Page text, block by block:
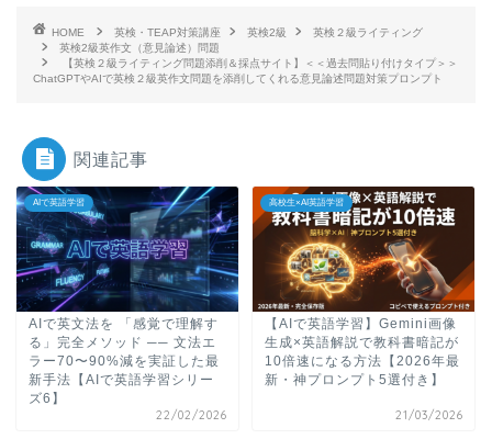
HOME 英検・TEAP対策講座 英検2級
英検２級ライティング
英検2級英作文（意見論述）問題
【英検２級ライティング問題添削＆採点サイト】＜＜過去問貼り付けタイプ＞＞
ChatGPTやAIで英検２級英作文問題を添削してくれる意見論述問題対策プロンプト
関連記事
AIで英語学習
AIで英文法を 「感覚で理解す
る」完全メソッド ── 文法エ
ラー70〜90%減を実証した最
新手法【AIで英語学習シリー
ズ6】
22/02/2026
高校生×AI英語学習
【AIで英語学習】Gemini画像
生成×英語解説で教科書暗記が
10倍速になる方法【2026年最
新・神プロンプト5選付き】
21/03/2026